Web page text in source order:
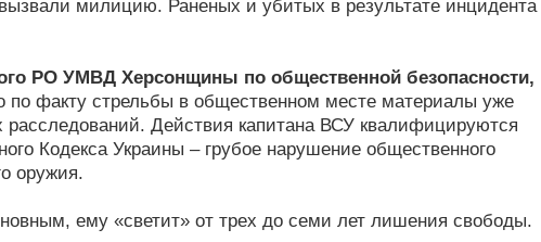
вызвали милицию. Раненых и убитых в результате инцидента
РО УМВД Херсонщины по общественной безопасности,
по факту стрельбы в общественном месте материалы уже
Действия капитана ВСУ квалифицируются
Кодекса Украины – грубое нарушение общественного
оружия.
ему «светит» от трех до семи лет лишения свободы.